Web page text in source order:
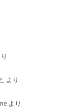
より
より